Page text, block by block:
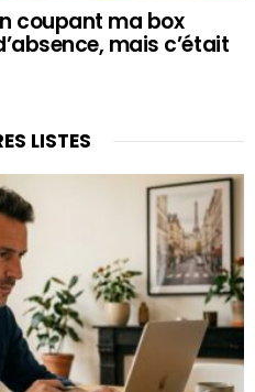
coupant ma box
mais c’était
LISTES